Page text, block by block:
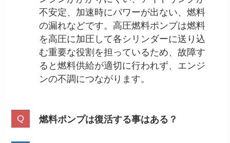
不安定、加速時にパワーが出ない、燃料
の漏れなどです。高圧燃料ポンプは燃料
を高圧に加圧して各シリンダーに送り込
む重要な役割を担っているため、故障す
ると燃料供給が適切に行われず、エンジ
ンの不調につながります。
燃料ポンプは復活する事はある？